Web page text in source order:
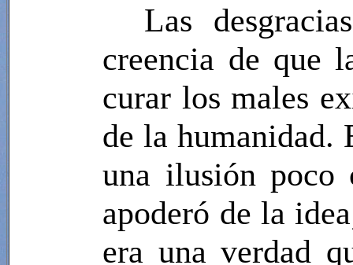
Las
creencia de que
curar los males
de la humanidad.
una ilusión poco
apoderó de la
era una verdad